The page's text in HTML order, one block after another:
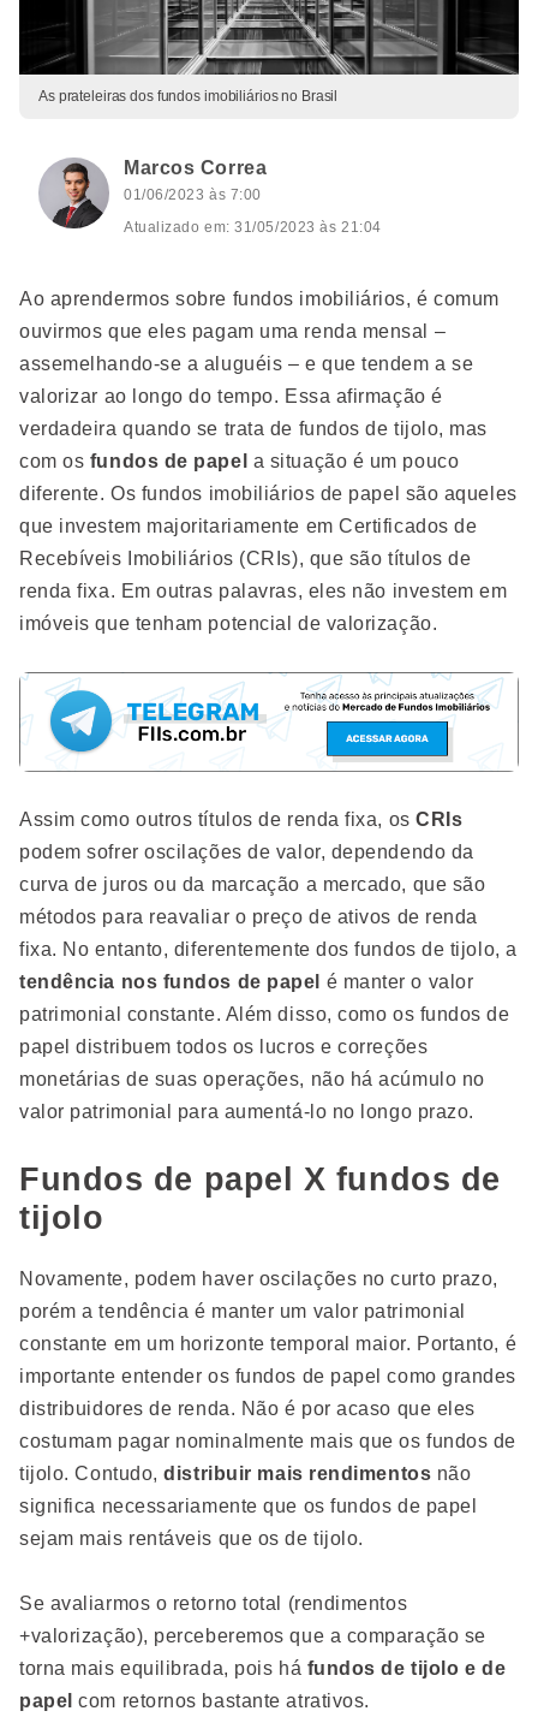
As prateleiras dos fundos imobiliários no Brasil
Marcos Correa
01/06/2023 às 7:00
Atualizado em: 31/05/2023 às 21:04
Ao aprendermos sobre fundos imobiliários, é comum
ouvirmos que eles pagam uma renda mensal –
assemelhando-se a aluguéis – e que tendem a se
valorizar ao longo do tempo. Essa afirmação é
verdadeira quando se trata de fundos de tijolo, mas
com os fundos de papel a situação é um pouco
diferente. Os fundos imobiliários de papel são aqueles
que investem majoritariamente em Certificados de
Recebíveis Imobiliários (CRIs), que são títulos de
renda fixa. Em outras palavras, eles não investem em
imóveis que tenham potencial de valorização.
Assim como outros títulos de renda fixa, osCRIs
podem sofrer oscilações de valor, dependendo da
curva de juros ou da marcação a mercado, que são
métodos para reavaliar o preço de ativos de renda
fixa. No entanto, diferentemente dos fundos de tijolo, a
tendência nos fundos de papel é manter o valor
patrimonial constante. Além disso, como os fundos de
papel distribuem todos os lucros e correções
monetárias de suas operações, não há acúmulo no
valor patrimonial para aumentá-lo no longo prazo.
Fundos de papel X fundos de
tijolo
Novamente, podem haver oscilações no curto prazo,
porém a tendência é manter um valor patrimonial
constante em um horizonte temporal maior. Portanto, é
importante entender os fundos de papel como grandes
distribuidores de renda. Não é por acaso que eles
costumam pagar nominalmente mais que os fundos de
tijolo. Contudo,distribuir mais rendimentos não
significa necessariamente que os fundos de papel
sejam mais rentáveis que os de tijolo.
Se avaliarmos o retorno total (rendimentos
+valorização), perceberemos que a comparação se
torna mais equilibrada, pois há fundos de tijolo e de
papel com retornos bastante atrativos.